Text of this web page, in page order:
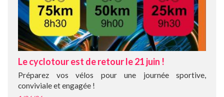
Le cyclotour est de retour le 21 juin !
Préparez vos vélos pour une journée sportive,
conviviale et engagée !